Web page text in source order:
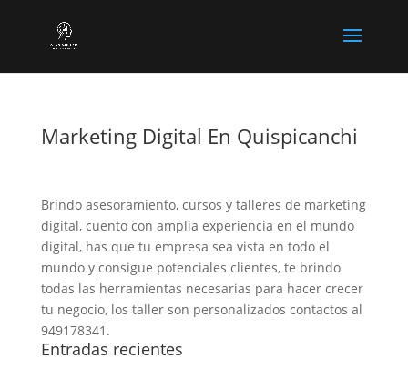
Marketing Digital En Quispicanchi
Brindo asesoramiento, cursos y talleres de marketing
digital, cuento con amplia experiencia en el mundo
digital, has que tu empresa sea vista en todo el
mundo y consigue potenciales clientes, te brindo
todas las herramientas necesarias para hacer crecer
tu negocio, los taller son personalizados contactos al
949178341.
Entradas recientes